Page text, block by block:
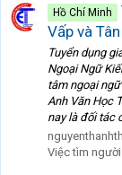
Hồ Chí Minh
Vấp và
Tuyển dụng
Ngoại Ngữ
tâm ngoại
Anh Văn Học
nay là đối tác
Việc tìm người